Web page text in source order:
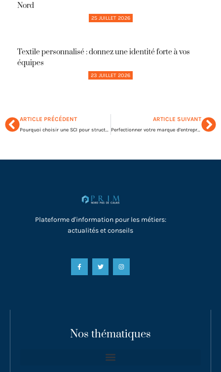
Nord
25 JUILLET 2026
Textile personnalisé : donnez une identité forte à vos
équipes
23 JUILLET 2026
ARTICLE PRÉCÉDENT
Pourquoi choisir une SCI pour structurer votre entreprise ?
ARTICLE SUIVANT
Perfectionner votre marque d’entreprise avec l’écriture italique
Plateforme d'information pour les métiers:
actualités et conseils
Nos thématiques